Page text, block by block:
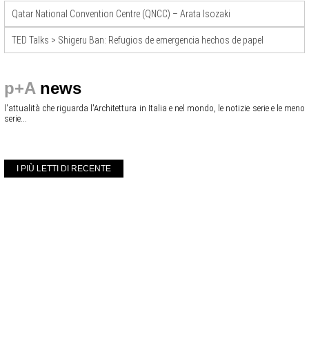
Qatar National Convention Centre (QNCC) – Arata Isozaki
TED Talks > Shigeru Ban: Refugios de emergencia hechos de papel
p+A news
l'attualità che riguarda l'Architettura in Italia e nel mondo, le notizie serie e le meno
serie...
I PIÙ LETTI DI RECENTE